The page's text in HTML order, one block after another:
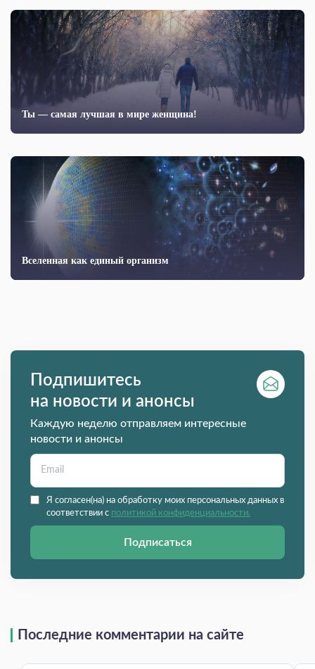
Ты — самая лучшая в мире женщина!
Вселенная как единый организм
Подпишитесь
на новости и анонсы
Каждую неделю отправляем интересные
новости и анонсы
Я согласен(на) на обработку моих персональных данных в
соответствии с политикой конфиденциальности.
Подписаться
Последние комментарии на сайте